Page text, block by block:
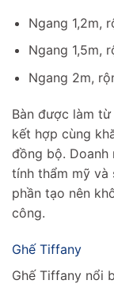
Ngang 1,2m,
Ngang 1,5m,
Ngang 2m,
Bàn được làm
kết hợp cùng
đồng bộ. Doanh
tính thẩm mỹ
phần tạo nên
công.
Ghế Tiffany
Ghế Tiffany nổi